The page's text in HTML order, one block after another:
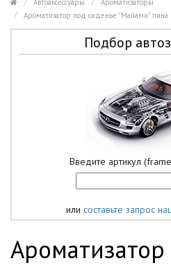
Автоаксессуары
Ароматизаторы
Ароматизатор под сиденье "Майами" пина
Подбор
Введите артикул
или составьте запрос